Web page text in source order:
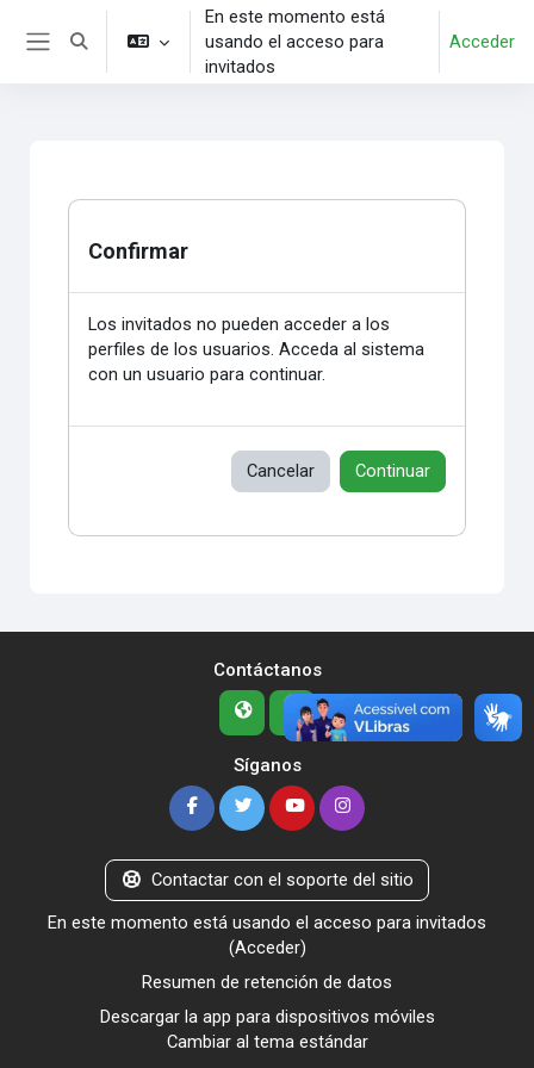
Salta al contenido principal
Selector de búsqueda de entrada
En este momento está
usando el acceso para
invitados
Acceder
Confirmar
Los invitados no pueden acceder a los
perfiles de los usuarios. Acceda al sistema
con un usuario para continuar.
Cancelar Continuar
Contáctanos
Síganos
Contactar con el soporte del sitio
En este momento está usando el acceso para invitados
(Acceder)
Resumen de retención de datos
Descargar la app para dispositivos móviles
Cambiar al tema estándar